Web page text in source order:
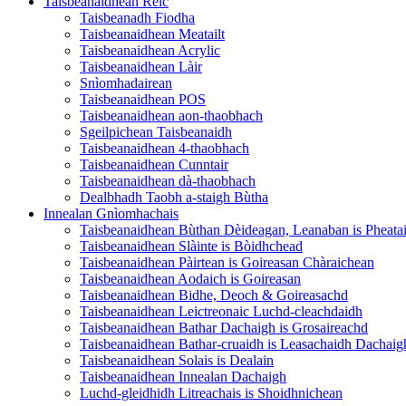
Taisbeanadh Fiodha
Taisbeanaidhean Meatailt
Taisbeanaidhean Acrylic
Taisbeanaidhean Làir
Snìomhadairean
Taisbeanaidhean POS
Taisbeanaidhean aon-thaobhach
Sgeilpichean Taisbeanaidh
Taisbeanaidhean 4-thaobhach
Taisbeanaidhean Cunntair
Taisbeanaidhean dà-thaobhach
Dealbhadh Taobh a-staigh Bùtha
Innealan Gnìomhachais
Taisbeanaidhean Bùthan Dèideagan, Leanaban is
Taisbeanaidhean Slàinte is Bòidhchead
Taisbeanaidhean Pàirtean is Goireasan Chàraichean
Taisbeanaidhean Aodaich is Goireasan
Taisbeanaidhean Bidhe, Deoch & Goireasachd
Taisbeanaidhean Leictreonaic Luchd-cleachdaidh
Taisbeanaidhean Bathar Dachaigh is Grosaireachd
Taisbeanaidhean Bathar-cruaidh is Leasachaidh
Taisbeanaidhean Solais is Dealain
Taisbeanaidhean Innealan Dachaigh
Luchd-gleidhidh Litreachais is Shoidhnichean